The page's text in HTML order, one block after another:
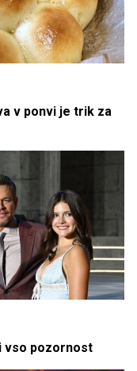
v ponvi je trik za
vso pozornost